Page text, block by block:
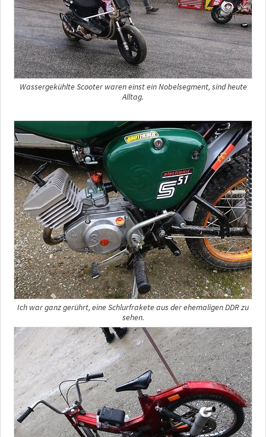
Wassergekühlte Scooter waren einst ein Nobelsegment, sind heute
Alltag.
Ich war ganz gerührt, eine Schlurfrakete aus der ehemaligen DDR zu
sehen.